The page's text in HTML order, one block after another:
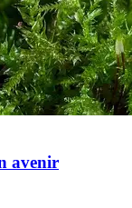
avenir